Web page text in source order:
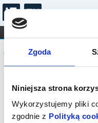
Zgoda
Niniejsza strona
Wykorzystujemy pliki
zgodnie z Polityką
FILHARMONIA
DLA DZIECI
Komunikat
Sprzedaż
została